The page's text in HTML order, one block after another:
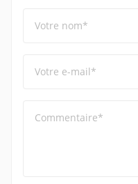
Votre nom*
Votre e-mail*
Commentaire*